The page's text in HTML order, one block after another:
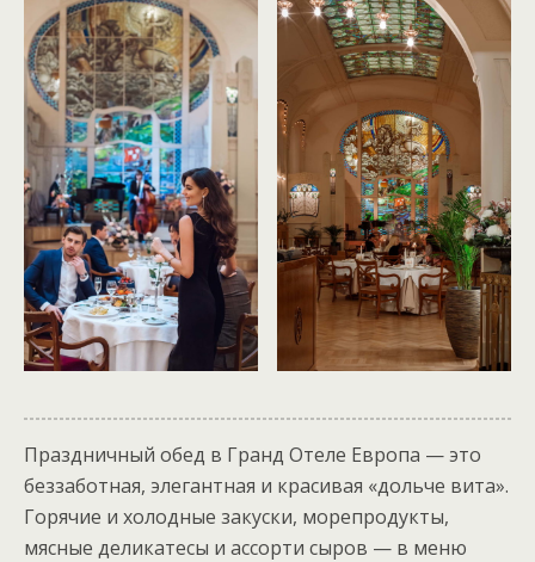
Праздничный обед в Гранд Отеле Европа — это
беззаботная, элегантная и красивая «дольче вита».
Горячие и холодные закуски, морепродукты,
мясные деликатесы и ассорти сыров — в меню